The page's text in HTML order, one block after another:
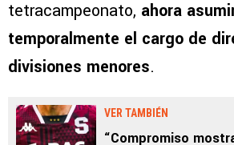
tetracampeonato, ahora
temporalmente el cargo de
divisiones menores.
VER TAMBIÉN
“Compromiso